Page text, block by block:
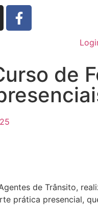
de
de Trânsito,
prática presencial,